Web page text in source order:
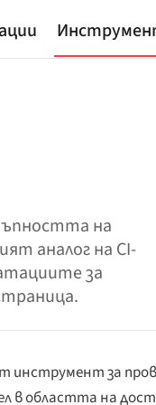
на
аналог на CI-
за
инструмент за
в областта на